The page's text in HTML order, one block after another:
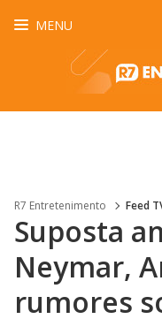
MENU
R7 Entretenimento Feed
Suposta
Neymar,
rumores